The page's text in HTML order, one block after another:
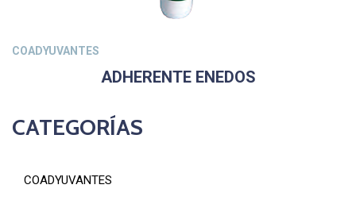
CATEGORÍAS
COADYUVANTES
COADYUVANTES
ADHERENTE ENEDOS